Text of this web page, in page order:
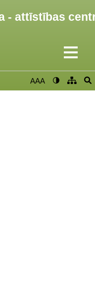
- attīstības
AAA